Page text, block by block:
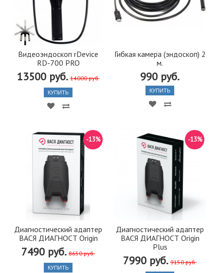
Видеоэндоскоп rDevice
RD-700 PRO
13500 руб. 14000 руб.
КУПИТЬ
Гибкая камера (эндоскоп) 2
м.
990 руб.
КУПИТЬ
Диагностический адаптер
ВАСЯ ДИАГНОСТ Origin
7490 руб. 8650 руб.
-13%
КУПИТЬ
Диагностический адаптер
ВАСЯ ДИАГНОСТ Origin
Plus
7990 руб. 9150 руб.
-13%